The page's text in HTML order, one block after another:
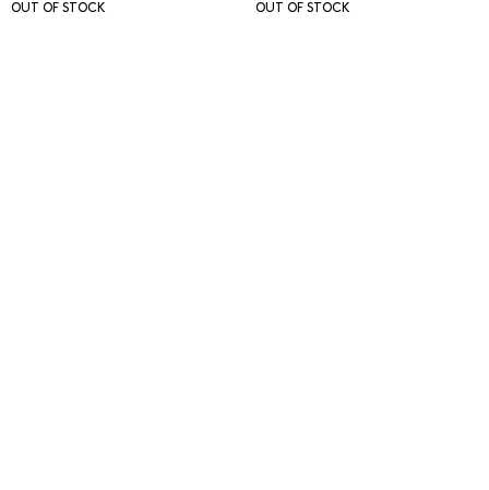
OUT OF STOCK OUT OF STOCK